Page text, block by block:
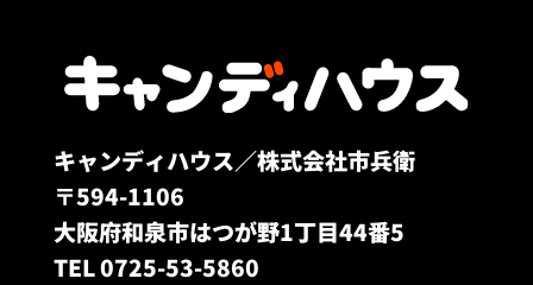
キャンディハウス／株式会社市兵衛
〒594-1106
大阪府和泉市はつが野1丁目44番5
TEL 0725-53-5860